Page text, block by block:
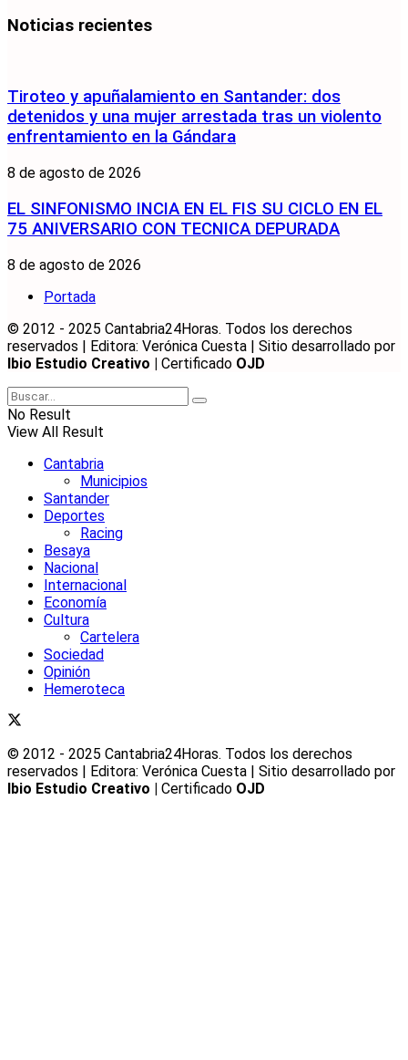
Noticias recientes
Tiroteo y apuñalamiento en Santander: dos
detenidos y una mujer arrestada tras un violento
enfrentamiento en la Gándara
8 de agosto de 2026
EL SINFONISMO INCIA EN EL FIS SU CICLO EN EL
75 ANIVERSARIO CON TECNICA DEPURADA
8 de agosto de 2026
Portada
© 2012 - 2025 Cantabria24Horas. Todos los derechos
reservados | Editora: Verónica Cuesta | Sitio desarrollado por
Ibio Estudio Creativo | Certificado OJD
No Result
View All Result
Cantabria
Municipios
Santander
Deportes
Racing
Besaya
Nacional
Internacional
Economía
Cultura
Cartelera
Sociedad
Opinión
Hemeroteca
© 2012 - 2025 Cantabria24Horas. Todos los derechos
reservados | Editora: Verónica Cuesta | Sitio desarrollado por
Ibio Estudio Creativo | Certificado OJD